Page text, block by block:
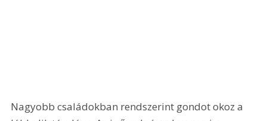
Nagyobb családokban rendszerint gondot okoz a